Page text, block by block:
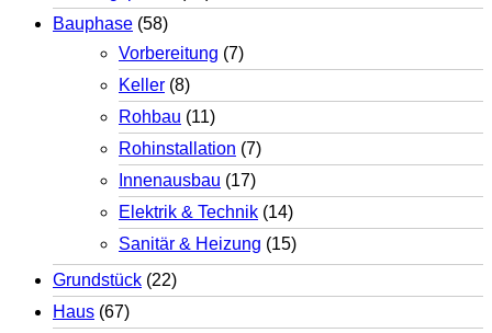
Bauphase (58)
Vorbereitung (7)
Keller (8)
Rohbau (11)
Rohinstallation (7)
Innenausbau (17)
Elektrik & Technik (14)
Sanitär & Heizung (15)
Grundstück (22)
Haus (67)